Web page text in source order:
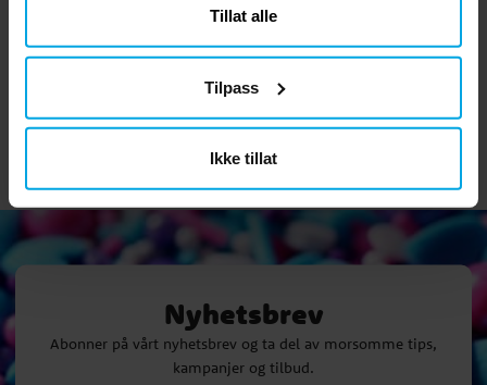
Tillat alle
Tilpass
Ikke tillat
ÅF
Nyhetsbrev
Abonner på vårt nyhetsbrev og ta del av morsomme tips,
kampanjer og tilbud.